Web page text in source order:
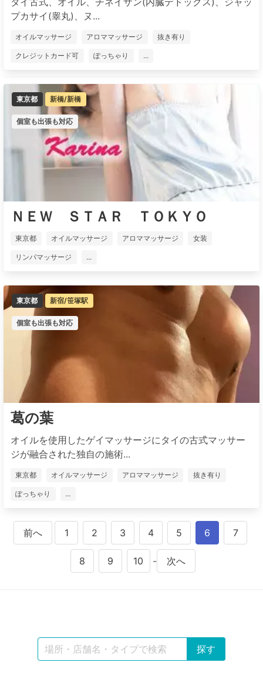
プカサイ(睾丸)、ヌ...
オイルマッサージ アロママッサージ 抜き有り
クレジットカード可 ぽっちゃり ...
東京都 新橋/新橋
個室も出張も対応
ＮＥＷ ＳＴＡＲ ＴＯＫＹＯ
東京都 オイルマッサージ アロママッサージ 女装
リンパマッサージ ...
東京都 新宿/笹塚駅
個室も出張も対応
葛の葉
オイルを使用したゲイマッサージにタイの古式マッサー
ジが融合された独自の施術...
東京都 オイルマッサージ アロママッサージ 抜き有り
ぽっちゃり ...
前へ 1 2 3 4 5 6 7
8 9 10 - 次へ